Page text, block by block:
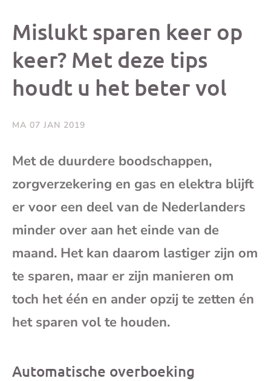
bericht
op op op
e-
Mislukt sparen keer op
keer? Met deze tips
houdt u het beter vol
MA 07 JAN 2019
Met de duurdere boodschappen,
zorgverzekering en gas en elektra blijft
er voor een deel van de Nederlanders
minder over aan het einde van de
maand. Het kan daarom lastiger zijn om
te sparen, maar er zijn manieren om
toch het één en ander opzij te zetten én
het sparen vol te houden.
Automatische overboeking